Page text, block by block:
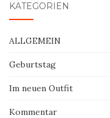
KATEGORIEN
ALLGEMEIN
Geburtstag
Im neuen Outfit
Kommentar